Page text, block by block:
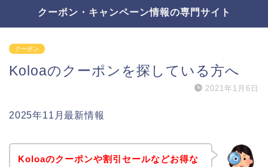
クーポン・キャンペーン情報の専門サイト
クーポン
Koloaのクーポンを探している方へ
2021年1月6日
2025年11月最新情報
Koloaのクーポンや割引セールなどお得な